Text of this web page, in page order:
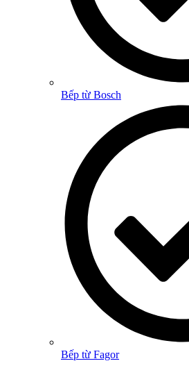
Bếp từ Bosch
Bếp từ Fagor